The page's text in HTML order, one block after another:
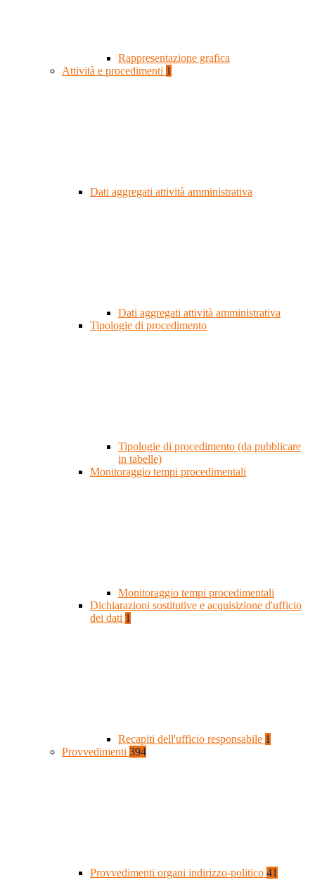
Rappresentazione grafica
Attività e procedimenti 1
Dati aggregati attività amministrativa
Dati aggregati attività amministrativa
Tipologie di procedimento
Tipologie di procedimento (da pubblicare
in tabelle)
Monitoraggio tempi procedimentali
Monitoraggio tempi procedimentali
Dichiarazioni sostitutive e acquisizione d'ufficio
dei dati 1
Recapiti dell'ufficio responsabile 1
Provvedimenti 394
Provvedimenti organi indirizzo-politico 41